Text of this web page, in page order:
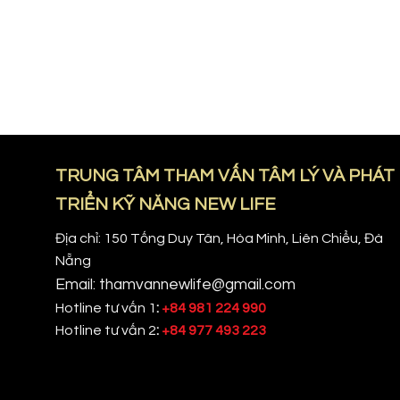
TRUNG TÂM THAM VẤN TÂM LÝ VÀ PHÁT
TRIỂN KỸ NĂNG NEW LIFE
Địa chỉ: 150 Tống Duy Tân, Hòa Minh, Liên Chiểu, Đà
Nẵng
Email: thamvannewlife@gmail.com
Hotline tư vấn 1: +84 981 224 990
Hotline tư vấn 2: +84 977 493 223